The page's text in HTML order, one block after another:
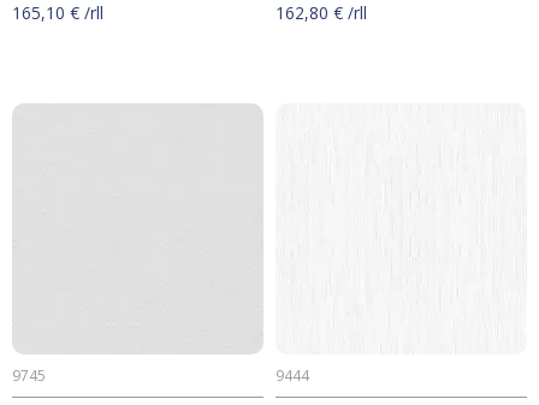
165,10 € /rll 162,80 € /rll
9745 9444